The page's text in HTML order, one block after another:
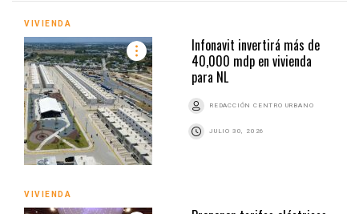
VIVIENDA
Infonavit invertirá más de
40,000 mdp en vivienda
para NL
REDACCIÓN CENTRO URBANO
JULIO 30, 2026
VIVIENDA